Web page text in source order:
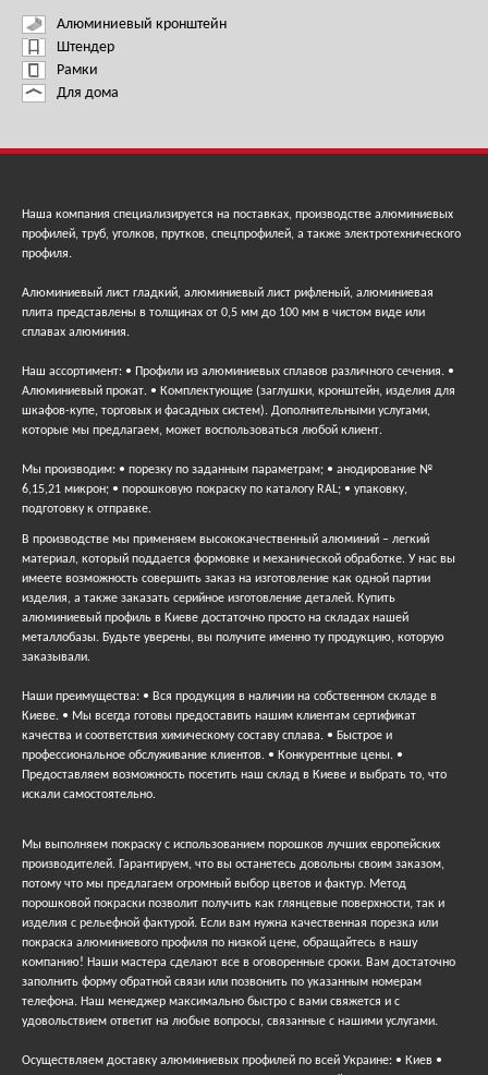
Алюминиевый кронштейн
Штендер
Рамки
Для дома
Наша компания специализируется на поставках, производстве алюминиевых
профилей, труб, уголков, прутков, спецпрофилей, а также электротехнического
профиля.
Алюминиевый лист гладкий, алюминиевый лист рифленый, алюминиевая
плита представлены в толщинах от 0,5 мм до 100 мм в чистом виде или
сплавах алюминия.
Наш ассортимент: • Профили из алюминиевых сплавов различного сечения. •
Алюминиевый прокат. • Комплектующие (заглушки, кронштейн, изделия для
шкафов-купе, торговых и фасадных систем). Дополнительными услугами,
которые мы предлагаем, может воспользоваться любой клиент.
Мы производим: • порезку по заданным параметрам; • анодирование №
6,15,21 микрон; • порошковую покраску по каталогу RAL; • упаковку,
подготовку к отправке.
В производстве мы применяем высококачественный алюминий – легкий
материал, который поддается формовке и механической обработке. У нас вы
имеете возможность совершить заказ на изготовление как одной партии
изделия, а также заказать серийное изготовление деталей. Купить
алюминиевый профиль в Киеве достаточно просто на складах нашей
металлобазы. Будьте уверены, вы получите именно ту продукцию, которую
заказывали.
Наши преимущества: • Вся продукция в наличии на собственном складе в
Киеве. • Мы всегда готовы предоставить нашим клиентам сертификат
качества и соответствия химическому составу сплава. • Быстрое и
профессиональное обслуживание клиентов. • Конкурентные цены. •
Предоставляем возможность посетить наш склад в Киеве и выбрать то, что
искали самостоятельно.
Мы выполняем покраску с использованием порошков лучших европейских
производителей. Гарантируем, что вы останетесь довольны своим заказом,
потому что мы предлагаем огромный выбор цветов и фактур. Метод
порошковой покраски позволит получить как глянцевые поверхности, так и
изделия с рельефной фактурой. Если вам нужна качественная порезка или
покраска алюминиевого профиля по низкой цене, обращайтесь в нашу
компанию! Наши мастера сделают все в оговоренные сроки. Вам достаточно
заполнить форму обратной связи или позвонить по указанным номерам
телефона. Наш менеджер максимально быстро с вами свяжется и с
удовольствием ответит на любые вопросы, связанные с нашими услугами.
Осуществляем доставку алюминиевых профилей по всей Украине: • Киев •